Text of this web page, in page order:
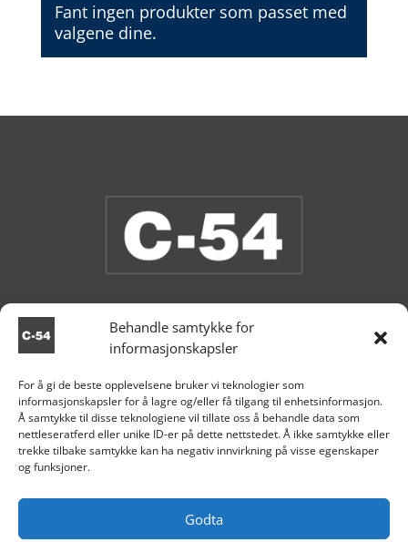
Behandle samtykke for
informasjonskapsler
For å gi de beste opplevelsene bruker vi teknologier som
informasjonskapsler for å lagre og/eller få tilgang til enhetsinformasjon.
Å samtykke til disse teknologiene vil tillate oss å behandle data som
nettleseratferd eller unike ID-er på dette nettstedet. Å ikke samtykke eller
trekke tilbake samtykke kan ha negativ innvirkning på visse egenskaper
og funksjoner.
Godta
Fant ingen produkter som passet med
valgene dine.

Aksdal

+47 995 81 519
 post@c54.no
Org nr. 915 859 313